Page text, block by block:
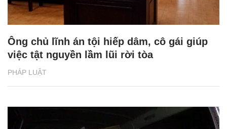
PHÁP LUẬT
Ông chủ lĩnh án tội hiếp dâm, cô gái giúp
việc tật nguyền lầm lũi rời tòa